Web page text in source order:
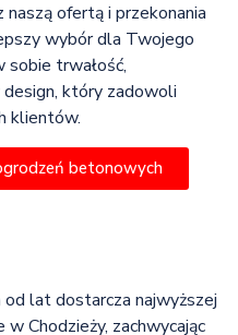
naszą ofertą i przekonania
wybór dla Twojego
sobie trwałość,
który zadowoli
klientów.
betonowych
lat dostarcza najwyższej
Chodzieży, zachwycając